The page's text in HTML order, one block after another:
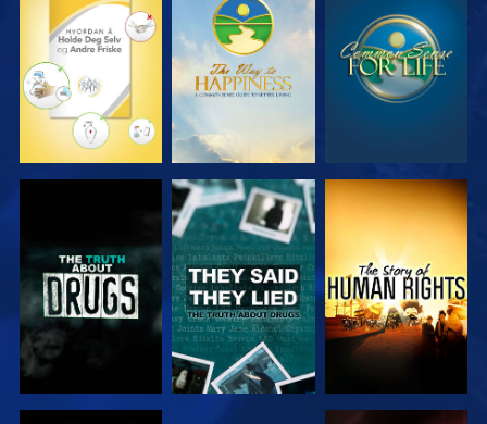
SE SE SE
SE SE